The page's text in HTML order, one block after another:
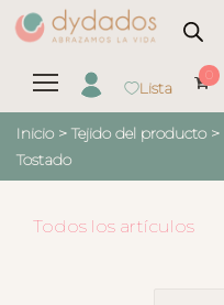
Lista
0
Inicio > Tejido del producto >
Tostado
Todos los artículos